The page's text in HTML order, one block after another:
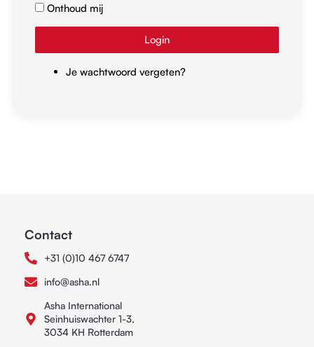
Onthoud mij
Login
Je wachtwoord vergeten?
Contact
+31 (0)10 467 6747
info@asha.nl
Asha International
Seinhuiswachter 1-3,
3034 KH Rotterdam